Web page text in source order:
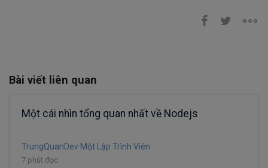
Bài viết liên quan
Một cái nhìn tổng quan nhất về Nodejs
TrungQuanDev Một Lập Trình Viên
7 phút đọc